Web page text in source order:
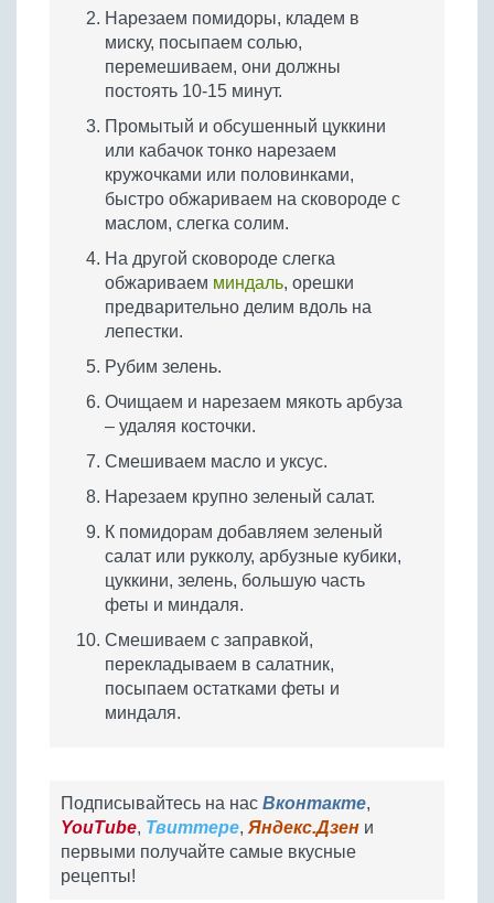
Нарезаем помидоры, кладем в
миску, посыпаем солью,
перемешиваем, они должны
постоять 10-15 минут.
Промытый и обсушенный цуккини
или кабачок тонко нарезаем
кружочками или половинками,
быстро обжариваем на сковороде с
маслом, слегка солим.
На другой сковороде слегка
обжариваем миндаль, орешки
предварительно делим вдоль на
лепестки.
Рубим зелень.
Очищаем и нарезаем мякоть арбуза
– удаляя косточки.
Смешиваем масло и уксус.
Нарезаем крупно зеленый салат.
К помидорам добавляем зеленый
салат или рукколу, арбузные кубики,
цуккини, зелень, большую часть
феты и миндаля.
Смешиваем с заправкой,
перекладываем в салатник,
посыпаем остатками феты и
миндаля.
Подписывайтесь на нас Вконтакте,
YouTube, Твиттере, Яндекс.Дзен и
первыми получайте самые вкусные
рецепты!